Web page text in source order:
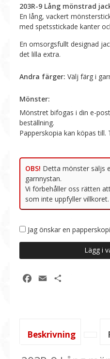
203R-9 Lång mönstrad
En lång, vackert
med spetsstickade kanter
En omsorgsfullt designad
det lilla extra.
Andra färger: Välj färg i
OBS!
Jag önskar en
9
mönstrad
Finull
Lägg i
Facebook
Email
Beskrivning